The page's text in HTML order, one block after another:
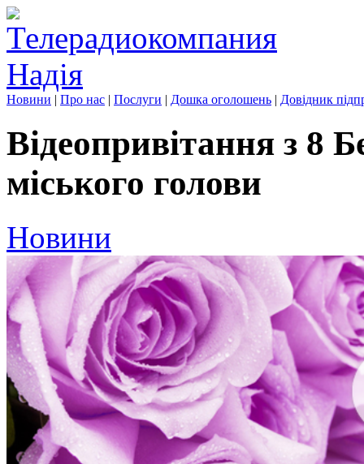
Новини | Про нас | Послуги | Дошка оголошень | Довідник
Відеопривітання з 8
міського голови
Новини